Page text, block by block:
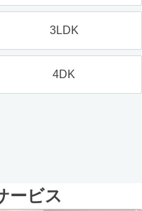
3LDK
4DK
ービス